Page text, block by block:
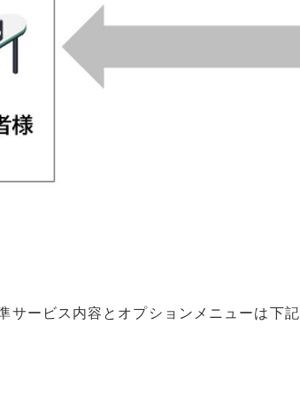
ービス内容とオプションメニューは下記